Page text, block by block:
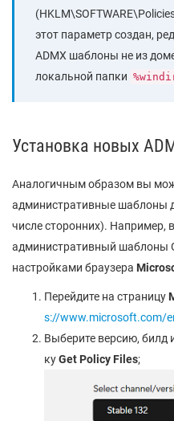
этот параметр создан,
ADMX шаблоны не из
локальной папки
Установка новых
Аналогичным образом вы
административные шаблоны
числе сторонних). Например,
административный шаблоны
настройками браузера
Перейдите на страницу
s://www.microsoft.com/
Выберите версию, билд
куGet Policy Files;